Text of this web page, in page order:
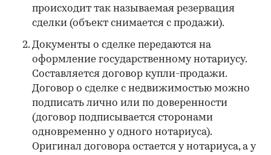
происходит так называемая резервация
сделки (объект снимается с продажи).
Документы о сделке передаются на
оформление государственному нотариусу.
Составляется договор купли-продажи.
Договор о сделке с недвижимостью можно
подписать лично или по доверенности
(договор подписывается сторонами
одновременно у одного нотариуса).
Оригинал договора остается у нотариуса, а у